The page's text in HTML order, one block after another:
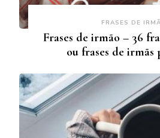
FRASES DE
Frases de irmão – 36
ou frases de irmãs